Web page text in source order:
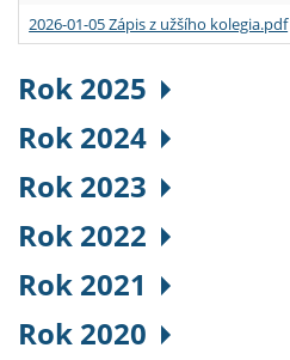
2026-01-05 Zápis z užšího kolegia.pdf
Rok 2025
Rok 2024
Rok 2023
Rok 2022
Rok 2021
Rok 2020